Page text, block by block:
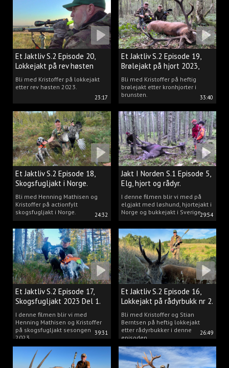
23:17
Et Jaktliv S.2 Episode 20,
Lokkejakt på rev høsten
2023.
Bli med Kristoffer på lokkejakt
etter rev høsten 2023.
33:40
Et Jaktliv S.2 Episode 19,
Brølejakt på hjort 2023,
del.1
Bli med Kristoffer på heftig
brølejakt etter kronhjorter i
brunsten.
24:32
Et Jaktliv S.2 Episode 18,
Skogsfugljakt i Norge.
Bli med Henning Mathisen og
Kristoffer på actionfylt
skogsfugljakt i Norge.
29:54
Jakt I Norden S.1 Episode 5,
Elg, hjort og rådyr.
I denne filmen blir vi med på
elgjakt med løshund, hjortejakt i
Norge og bukkejakt i Sverige.
39:31
Et Jaktliv S.2 Episode 17,
Skogsfugljakt 2023 Del 1.
I denne filmen blir vi med
Henning Mathisen og Kristoffer
på skogsfugljakt sesongen
2023.
26:49
Et Jaktliv S.2 Episode 16,
Lokkejakt på rådyrbukk nr 2.
Bli med Kristoffer og Stian
Berntsen på heftig lokkejakt
etter rådyrbukker i denne
episoden.